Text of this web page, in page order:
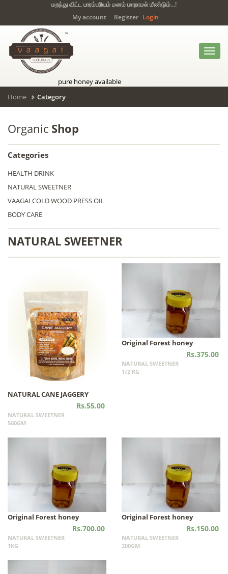
மறந்து விட்ட பாரம்பரியம் மனம் மாறாமல் மீண்டும்...!
My account
Register Login
pure honey available
Home
Category
Organic Shop
Categories
HEALTH DRINK
NATURAL SWEETNER
VAAGAI COLD WOOD PRESS OIL
BODY CARE
NATURAL SWEETNER
NATURAL CANE JAGGERY
Rs.55.00
NATURAL SWEETNER
500GM
Original Forest honey
Rs.375.00
NATURAL SWEETNER
1/2 KG
Original Forest honey
Rs.700.00
NATURAL SWEETNER
1KG
Original Forest honey
Rs.150.00
NATURAL SWEETNER
200GM